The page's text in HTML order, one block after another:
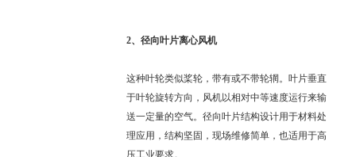
2、径向叶片离心风机
这种叶轮类似桨轮，带有或不带轮辋。叶片垂直
于叶轮旋转方向，风机以相对中等速度运行来输
送一定量的空气。径向叶片结构设计用于材料处
理应用，结构坚固，现场维修简单，也适用于高
压工业要求。